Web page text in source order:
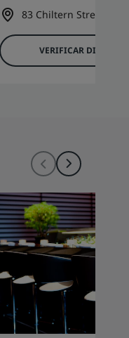
83 Chiltern Street
VERIFICAR